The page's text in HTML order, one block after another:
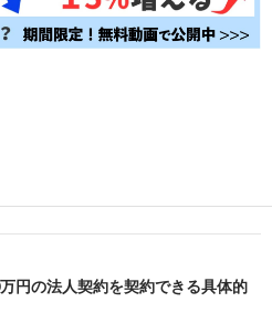
円の法人契約を契約できる具体的